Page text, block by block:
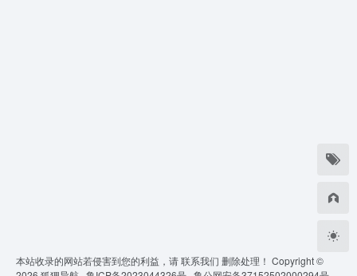
本站收录的网站若侵害到您的利益，请联系我们 删除处理！ Copyright ©